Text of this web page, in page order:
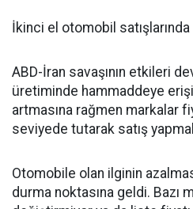
İkinci el otomobil
ABD-İran savaşının etkileri
üretiminde hammaddeye
artmasına rağmen markalar
seviyede tutarak satış
Otomobile olan ilginin
durma noktasına geldi. Bazı